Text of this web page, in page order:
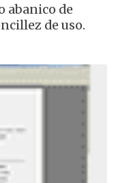
abanico de
de uso.